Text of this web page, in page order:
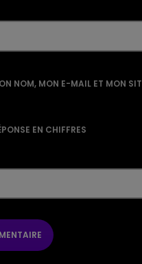
NOM, MON E-MAIL ET MON
EN CHIFFRES